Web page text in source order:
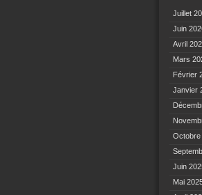
Juillet
Juin
Avril
Mars
Février
Janvier
Octobre
Juin
Mai